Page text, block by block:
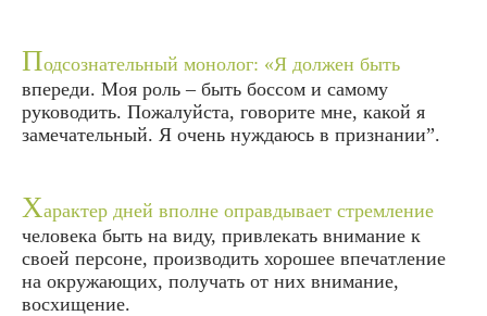
Подсознательный монолог: «Я должен быть
впереди. Моя роль – быть боссом и самому
руководить. Пожалуйста, говорите мне, какой я
замечательный. Я очень нуждаюсь в признании”.
Характер дней вполне оправдывает стремление
человека быть на виду, привлекать внимание к
своей персоне, производить хорошее впечатление
на окружающих, получать от них внимание,
восхищение.